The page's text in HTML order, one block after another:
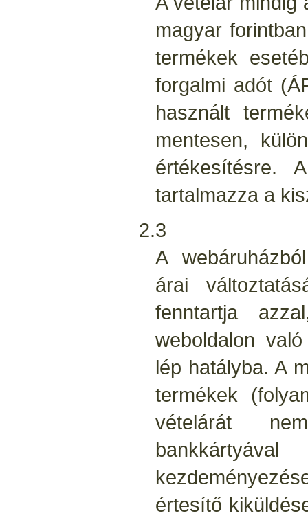
magyar
termékek
forgalmi adót
használt
mentesen,
értékesítésre.
tartalmazza a
2.3
A
árai
fenntartja
weboldalon
lép hatályba. A
termékek
vételárát
értesítő